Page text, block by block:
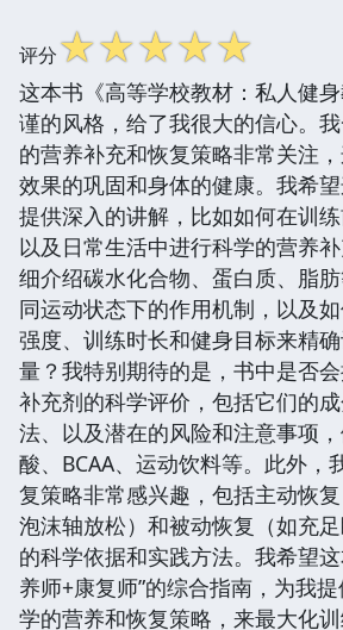
评分☆☆☆☆☆
这本书《高等学校教材：私人健
谨的风格，给了我很大的信心。
的营养补充和恢复策略非常关注
效果的巩固和身体的健康。我希
提供深入的讲解，比如如何在训
以及日常生活中进行科学的营养
细介绍碳水化合物、蛋白质、脂
同运动状态下的作用机制，以及
强度、训练时长和健身目标来精
量？我特别期待的是，书中是否
补充剂的科学评价，包括它们的
法、以及潜在的风险和注意事项
酸、BCAA、运动饮料等。此外，
复策略非常感兴趣，包括主动恢复
泡沫轴放松）和被动恢复（如充足
的科学依据和实践方法。我希望
养师+康复师”的综合指南，为我
学的营养和恢复策略，来最大化